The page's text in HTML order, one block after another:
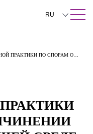
Закрыть
RU
中文
Italiano
ПРАКТИКИ ПО СПОРАМ О